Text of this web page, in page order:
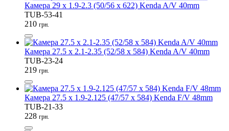
Камера 29 x 1.9-2.3 (50/56 x 622) Kenda A/V 40mm
TUB-53-41
210 грн.
Камера 27.5 x 2.1-2.35 (52/58 x 584) Kenda A/V 40mm
TUB-23-24
219 грн.
Камера 27.5 x 1.9-2.125 (47/57 x 584) Kenda F/V 48mm
TUB-21-33
228 грн.